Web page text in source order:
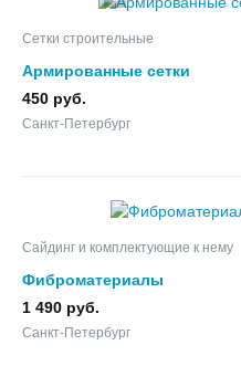
Сетки строительные
Армированные сетки
450 руб.
Санкт-Петербург
Сайдинг и комплектующие к нему
Фиброматериалы
1 490 руб.
Санкт-Петербург